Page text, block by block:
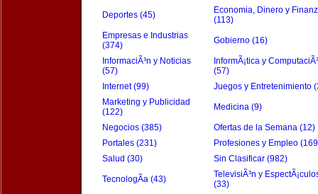
Deportes (45)
Economia, Dinero y
(113)
Empresas e Industrias
(374)
Gobierno (16)
InformaciÃ³n y Noticias
(57)
InformÃ¡tica y
(57)
Internet (99)
Juegos y Entretenimiento
Marketing y Publicidad
(122)
Medicina (9)
Negocios (385)
Ofertas de la Semana (12)
Portales (231)
Profesiones y Empleo
Salud (30)
Sin Clasificar (982)
TecnologÃ­a (43)
TelevisiÃ³n y
(33)